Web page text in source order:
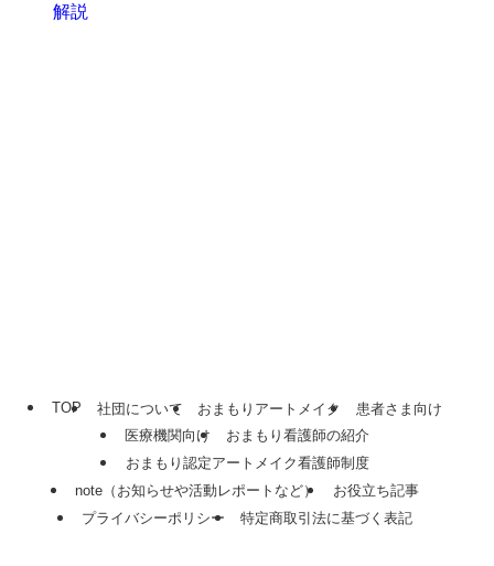
解説
TOP 社団について おまもりアートメイク
患者さま向け
医療機関向け
おまもり看護師の紹介
おまもり認定アートメイク看護師制度
note（お知らせや活動レポートなど）
お役立ち記事
プライバシーポリシー
特定商取引法に基づく表記